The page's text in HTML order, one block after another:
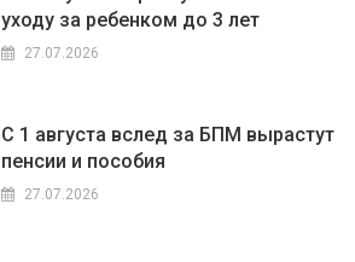
уходу за ребенком до 3 лет
27.07.2026
С 1 августа вслед за БПМ вырастут
пенсии и пособия
27.07.2026